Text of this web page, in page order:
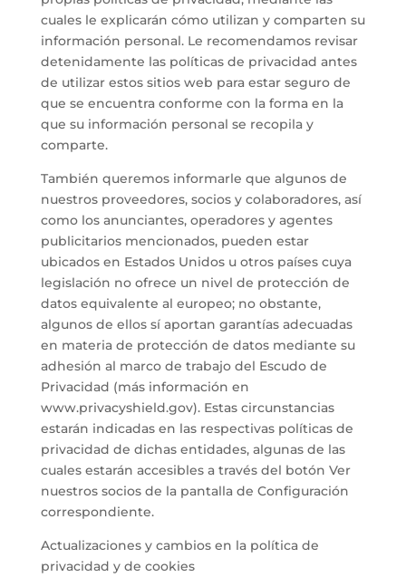
cuales le explicarán cómo utilizan y comparten su
información personal. Le recomendamos revisar
detenidamente las políticas de privacidad antes
de utilizar estos sitios web para estar seguro de
que se encuentra conforme con la forma en la
que su información personal se recopila y
comparte.
También queremos informarle que algunos de
nuestros proveedores, socios y colaboradores, así
como los anunciantes, operadores y agentes
publicitarios mencionados, pueden estar
ubicados en Estados Unidos u otros países cuya
legislación no ofrece un nivel de protección de
datos equivalente al europeo; no obstante,
algunos de ellos sí aportan garantías adecuadas
en materia de protección de datos mediante su
adhesión al marco de trabajo del Escudo de
Privacidad (más información en
www.privacyshield.gov). Estas circunstancias
estarán indicadas en las respectivas políticas de
privacidad de dichas entidades, algunas de las
cuales estarán accesibles a través del botón Ver
nuestros socios de la pantalla de Configuración
correspondiente.
Actualizaciones y cambios en la política de
privacidad y de cookies